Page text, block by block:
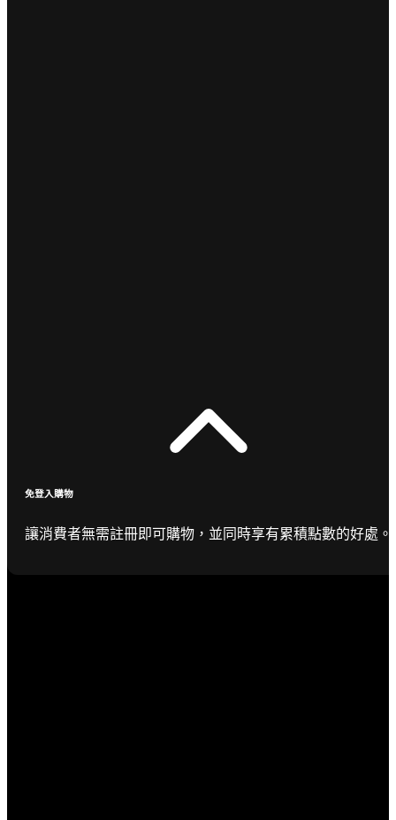
免登入購物
讓消費者無需註冊即可購物，並同時享有累積點數的好處。